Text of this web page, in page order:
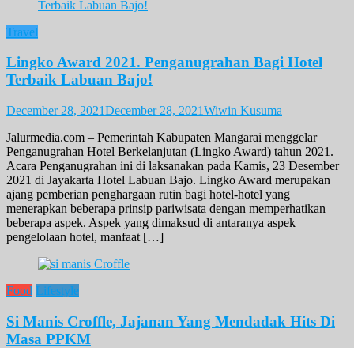
Travel
Lingko Award 2021. Penganugrahan Bagi Hotel
Terbaik Labuan Bajo!
December 28, 2021December 28, 2021Wiwin Kusuma
Jalurmedia.com – Pemerintah Kabupaten Mangarai menggelar
Penganugrahan Hotel Berkelanjutan (Lingko Award) tahun 2021.
Acara Penganugrahan ini di laksanakan pada Kamis, 23 Desember
2021 di Jayakarta Hotel Labuan Bajo. Lingko Award merupakan
ajang pemberian penghargaan rutin bagi hotel-hotel yang
menerapkan beberapa prinsip pariwisata dengan memperhatikan
beberapa aspek. Aspek yang dimaksud di antaranya aspek
pengelolaan hotel, manfaat […]
Food Lifestyle
Si Manis Croffle, Jajanan Yang Mendadak Hits Di
Masa PPKM